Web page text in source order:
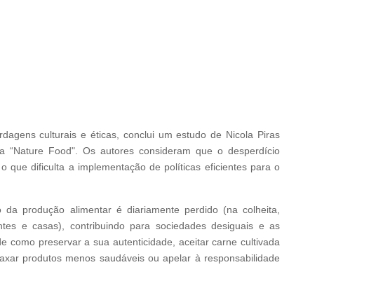
culturais e éticas, conclui um estudo de Nicola Piras
“Nature Food". Os autores consideram que o desperdício
que dificulta a implementação de políticas eficientes para o
produção alimentar é diariamente perdido (na colheita,
e casas), contribuindo para sociedades desiguais e as
como preservar a sua autenticidade, aceitar carne cultivada
produtos menos saudáveis ou apelar à responsabilidade